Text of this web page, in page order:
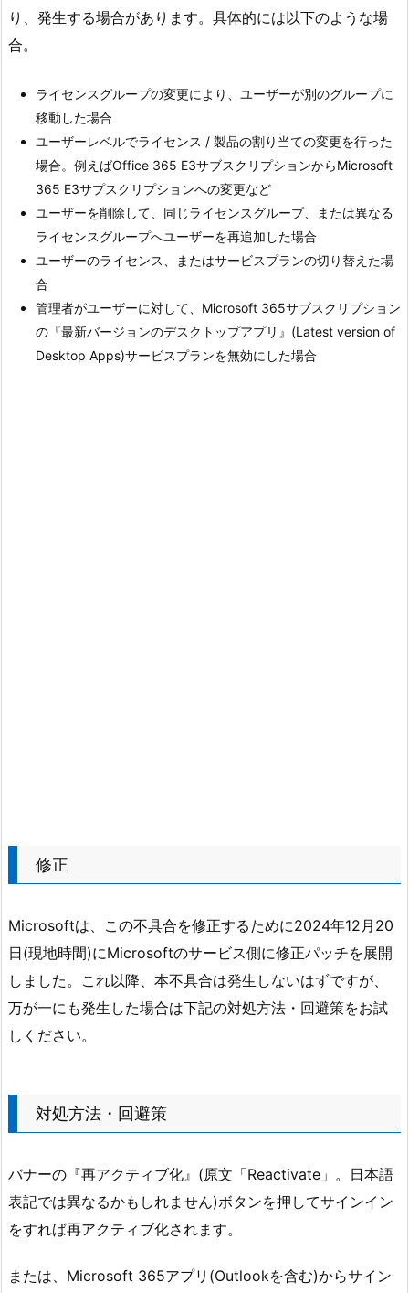
り、発生する場合があります。具体的には以下のような場
合。
ライセンスグループの変更により、ユーザーが別のグループに
移動した場合
ユーザーレベルでライセンス / 製品の割り当ての変更を行った
場合。例えばOffice 365 E3サブスクリプションからMicrosoft
365 E3サプスクリプションへの変更など
ユーザーを削除して、同じライセンスグループ、または異なる
ライセンスグループへユーザーを再追加した場合
ユーザーのライセンス、またはサービスプランの切り替えた場
合
管理者がユーザーに対して、Microsoft 365サブスクリプション
の『最新バージョンのデスクトップアプリ』(Latest version of
Desktop Apps)サービスプランを無効にした場合
修正
Microsoftは、この不具合を修正するために2024年12月20
日(現地時間)にMicrosoftのサービス側に修正パッチを展開
しました。これ以降、本不具合は発生しないはずですが、
万が一にも発生した場合は下記の対処方法・回避策をお試
しください。
対処方法・回避策
バナーの『再アクティブ化』(原文「Reactivate」。日本語
表記では異なるかもしれません)ボタンを押してサインイン
をすれば再アクティブ化されます。
または、Microsoft 365アプリ(Outlookを含む)からサイン